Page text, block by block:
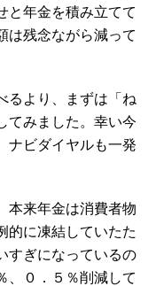
と年金を積み立てて
は残念ながら減って
るより、まずは「ね
てみました。幸い今
ナビダイヤルも一発
本来年金は消費者物
的に凍結していたた
すぎになっているの
、０．５％削減して